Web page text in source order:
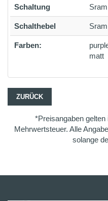
Schaltung
Schalthebel
Farben:
matt
ZURÜCK
*Preisangaben
Mehrwertsteuer. Alle
solange